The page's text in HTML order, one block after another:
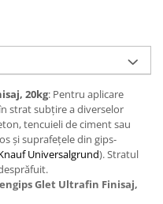
20kg: Pentru aplicare
strat subțire a diverselor
tencuieli de ciment sau
și suprafețele din gips-
Universalgrund). Stratul
Glet Ultrafin Finisaj,